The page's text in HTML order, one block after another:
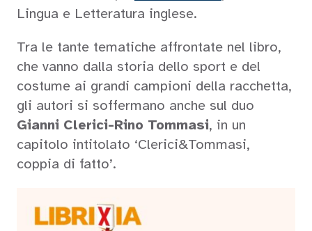
Lingua e Letteratura inglese.
Tra le tante tematiche affrontate nel libro,
che vanno dalla storia dello sport e del
costume ai grandi campioni della racchetta,
gli autori si soffermano anche sul duo
Gianni Clerici-Rino Tommasi, in un
capitolo intitolato ‘Clerici&Tommasi,
coppia di fatto’.